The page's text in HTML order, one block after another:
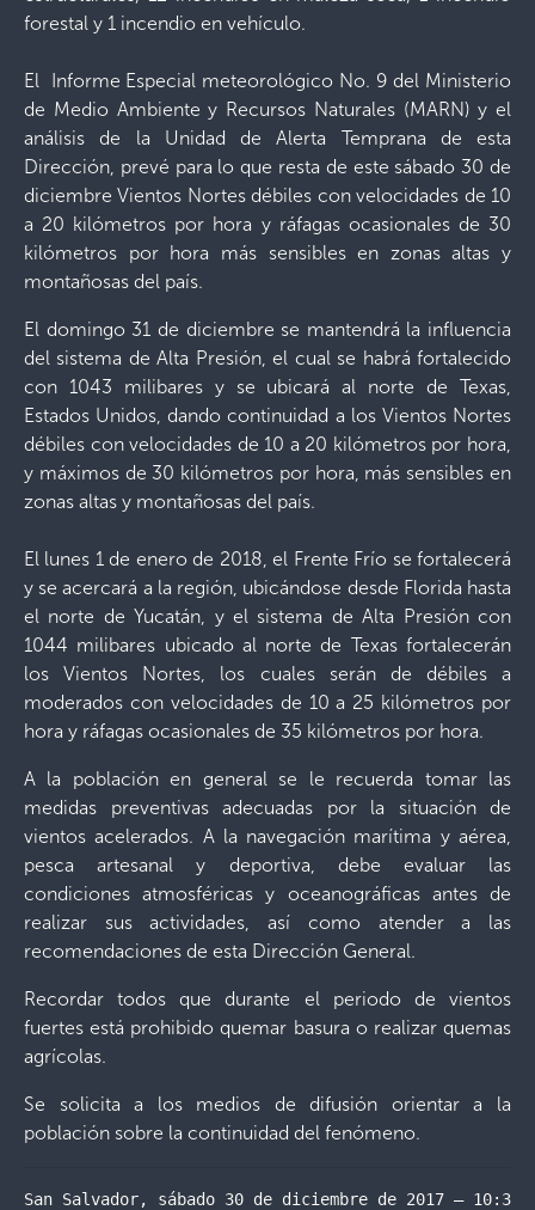
forestal y 1 incendio en vehículo.
El Informe Especial meteorológico No. 9 del Ministerio
de Medio Ambiente y Recursos Naturales (MARN) y el
análisis de la Unidad de Alerta Temprana de esta
Dirección, prevé para lo que resta de este sábado 30 de
diciembre Vientos Nortes débiles con velocidades de 10
a 20 kilómetros por hora y ráfagas ocasionales de 30
kilómetros por hora más sensibles en zonas altas y
montañosas del país.
El domingo 31 de diciembre se mantendrá la influencia
del sistema de Alta Presión, el cual se habrá fortalecido
con 1043 milibares y se ubicará al norte de Texas,
Estados Unidos, dando continuidad a los Vientos Nortes
débiles con velocidades de 10 a 20 kilómetros por hora,
y máximos de 30 kilómetros por hora, más sensibles en
zonas altas y montañosas del país.
El lunes 1 de enero de 2018, el Frente Frío se fortalecerá
y se acercará a la región, ubicándose desde Florida hasta
el norte de Yucatán, y el sistema de Alta Presión con
1044 milibares ubicado al norte de Texas fortalecerán
los Vientos Nortes, los cuales serán de débiles a
moderados con velocidades de 10 a 25 kilómetros por
hora y ráfagas ocasionales de 35 kilómetros por hora.
A la población en general se le recuerda tomar las
medidas preventivas adecuadas por la situación de
vientos acelerados. A la navegación marítima y aérea,
pesca artesanal y deportiva, debe evaluar las
condiciones atmosféricas y oceanográficas antes de
realizar sus actividades, así como atender a las
recomendaciones de esta Dirección General.
Recordar todos que durante el periodo de vientos
fuertes está prohibido quemar basura o realizar quemas
agrícolas.
Se solicita a los medios de difusión orientar a la
población sobre la continuidad del fenómeno.
San Salvador, sábado 30 de diciembre de 2017 – 10:30